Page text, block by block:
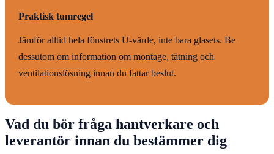
Praktisk tumregel
Jämför alltid hela fönstrets U-värde, inte bara glasets. Be
dessutom om information om montage, tätning och
ventilationslösning innan du fattar beslut.
Vad du bör fråga hantverkare och
leverantör innan du bestämmer dig